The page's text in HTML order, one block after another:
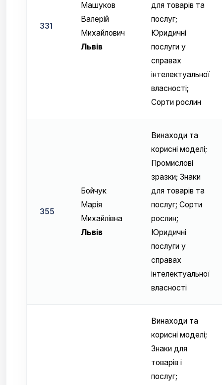
331
Машуков
Валерiй
Михайлович
Львів
для товарів та
послуг;
Юридичні
послуги у
справах
інтелектуальної
власності;
Сорти рослин
355
Бойчук
Марiя
Михайлiвна
Львів
Винаходи та
корисні моделі;
Промислові
зразки; Знаки
для товарів та
послуг; Сорти
рослин;
Юридичні
послуги у
справах
інтелектуальної
власності
Винаходи та
корисні моделі;
Знаки для
товарів і
послуг;